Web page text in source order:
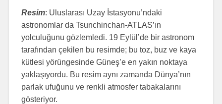
Resim: Uluslarası Uzay İstasyonu’ndaki
astronomlar da Tsunchinchan-ATLAS’ın
yolculuğunu gözlemledi. 19 Eylül’de bir astronom
tarafından çekilen bu resimde; bu toz, buz ve kaya
kütlesi yörüngesinde Güneş’e en yakın noktaya
yaklaşıyordu. Bu resim aynı zamanda Dünya’nın
parlak ufuğunu ve renkli atmosfer tabakalarını
gösteriyor.